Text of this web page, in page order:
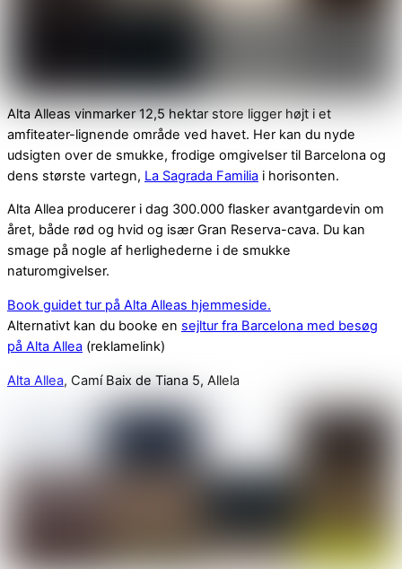
Alta Alleas vinmarker 12,5 hektar store ligger højt i et
amfiteater-lignende område ved havet. Her kan du nyde
udsigten over de smukke, frodige omgivelser til Barcelona og
dens største vartegn, La Sagrada Familia i horisonten.
Alta Allea producerer i dag 300.000 flasker avantgardevin om
året, både rød og hvid og især Gran Reserva-cava. Du kan
smage på nogle af herlighederne i de smukke
naturomgivelser.
Book guidet tur på Alta Alleas hjemmeside.
Alternativt kan du booke en sejltur fra Barcelona med besøg
på Alta Allea (reklamelink)
Alta Allea, Camí Baix de Tiana 5, Allela